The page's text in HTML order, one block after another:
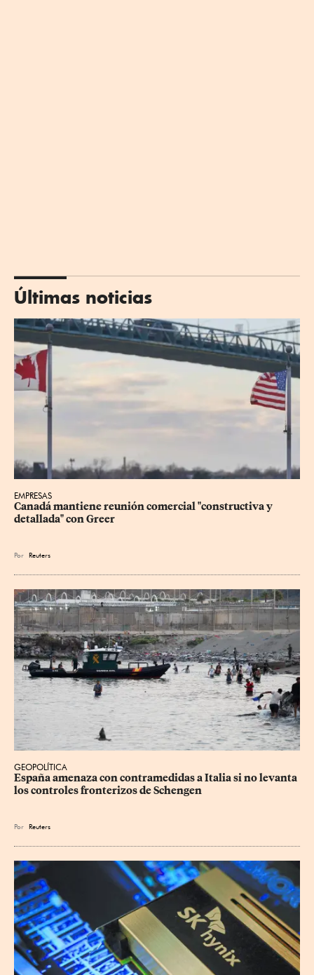
Últimas noticias
EMPRESAS
Canadá mantiene reunión ‌comercial "constructiva y
detallada" con Greer
Por Reuters
GEOPOLÍTICA
España amenaza con contramedidas a Italia si no levanta
los controles fronterizos de Schengen
Por Reuters